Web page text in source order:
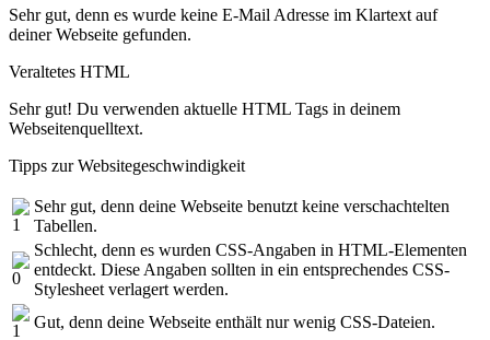
Sehr gut, denn es wurde keine E-Mail Adresse im Klartext auf
deiner Webseite gefunden.
Veraltetes HTML
Sehr gut! Du verwenden aktuelle HTML Tags in deinem
Webseitenquelltext.
Tipps zur Websitegeschwindigkeit
Sehr gut, denn deine Webseite benutzt keine verschachtelten
Tabellen.
Schlecht, denn es wurden CSS-Angaben in HTML-Elementen
entdeckt. Diese Angaben sollten in ein entsprechendes CSS-
Stylesheet verlagert werden.
Gut, denn deine Webseite enthält nur wenig CSS-Dateien.